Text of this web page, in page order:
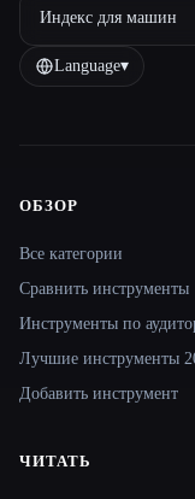
Индекс для машин
Language▾
Site navigation
ОБЗОР
Все категории
Сравнить инструменты
Инструменты по
Лучшие инструменты
Добавить инструмент
ЧИТАТЬ